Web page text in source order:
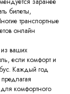
билеты,
транспортные
онлайн
ваших
если комфорт и
Каждый год
комфортного